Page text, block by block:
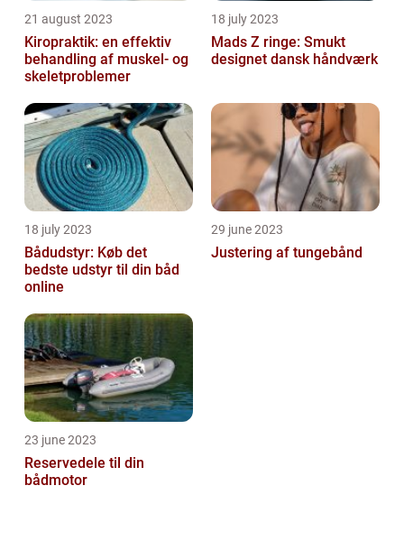
21 august 2023
Kiropraktik: en effektiv
behandling af muskel- og
skeletproblemer
18 july 2023
Mads Z ringe: Smukt
designet dansk håndværk
18 july 2023
Bådudstyr: Køb det
bedste udstyr til din båd
online
29 june 2023
Justering af tungebånd
23 june 2023
Reservedele til din
bådmotor